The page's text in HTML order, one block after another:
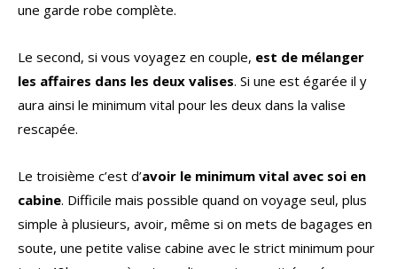
une garde robe complète.
Le second, si vous voyagez en couple, est de mélanger
les affaires dans les deux valises. Si une est égarée il y
aura ainsi le minimum vital pour les deux dans la valise
rescapée.
Le troisième c’est d’avoir le minimum vital avec soi en
cabine. Difficile mais possible quand on voyage seul, plus
simple à plusieurs, avoir, même si on mets de bagages en
soute, une petite valise cabine avec le strict minimum pour